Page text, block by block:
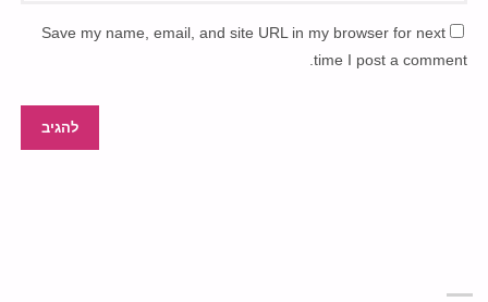
Save my name, email, and site URL in my browser for next
time I post a comment.